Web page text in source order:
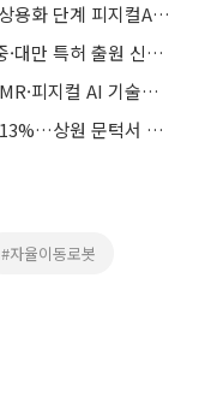
티로보틱스, ‘스마트테크 코리아’서 상용화 단계 피지컬AI 공개
티로보틱스, 유리기판 이송로봇 미·중·대만 특허 출원 신청…글로벌 선점 속도
티로보틱스, 中 ‘차페크상’ 수상… AMR·피지컬 AI 기술력 입증
美 클래리티 법안 연내 통과 가능성 13%…상원 문턱서 제동
#자율이동로봇